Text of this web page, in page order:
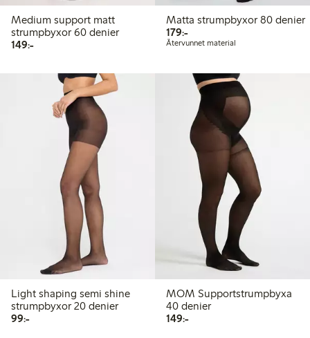
Medium support matt
strumpbyxor 60 denier
149:-149,00 kr
Matta strumpbyxor 80 denier
179:-179,00 kr
Återvunnet material
Light shaping semi shine
strumpbyxor 20 denier
99:-99,00 kr
MOM Supportstrumpbyxa
40 denier
149:-149,00 kr